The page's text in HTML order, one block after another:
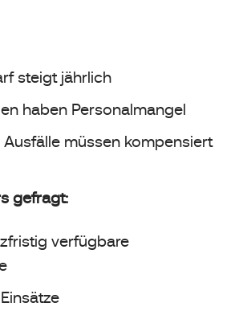
steigt jährlich
haben Personalmangel
müssen kompensiert
gefragt:
verfügbare